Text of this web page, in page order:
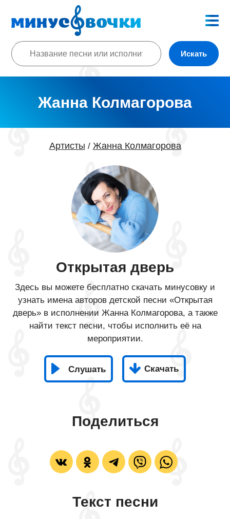
Искать
Жанна Колмагорова
Артисты / Жанна Колмагорова
Открытая дверь
Здесь вы можете бесплатно скачать минусовку и
узнать имена авторов детской песни «Открытая
дверь» в исполнении Жанна Колмагорова, а также
найти текст песни, чтобы исполнить её на
мероприятии.
Слушать Скачать
Поделиться
Текст песни